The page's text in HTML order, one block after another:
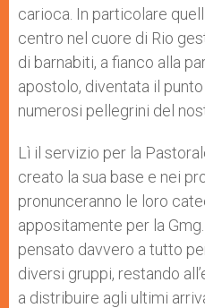
carioca. In particolare
centro nel cuore di Rio
di barnabiti, a fianco alla
apostolo, diventata il
numerosi pellegrini del
Lì il servizio per la
creato la sua base e nei
pronunceranno le loro
appositamente per la
pensato davvero a tutto
diversi gruppi, restando
a distribuire agli ultimi